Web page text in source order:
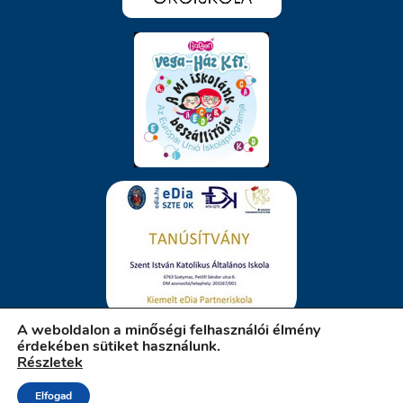
A weboldalon a minőségi felhasználói élmény
érdekében sütiket használunk.
Részletek
Elfogad